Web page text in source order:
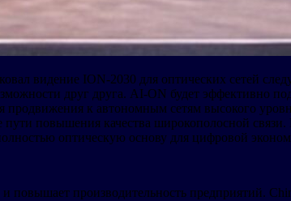
видение ION-2030 для оптических сетей
друг друга. AI-ON будет эффективно
к автономным сетям высокого
повышения качества широкополосной
оптическую основу для цифровой
производительность предприятий.